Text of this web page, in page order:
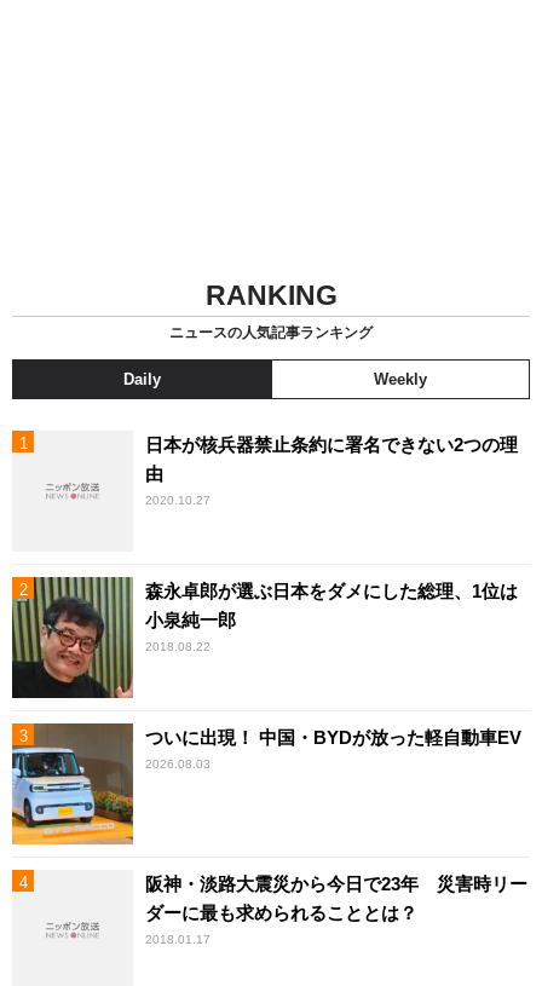
RANKING
ニュースの人気記事ランキング
Daily Weekly
日本が核兵器禁止条約に署名できない2つの理
由
2020.10.27
森永卓郎が選ぶ日本をダメにした総理、1位は
小泉純一郎
2018.08.22
ついに出現！ 中国・BYDが放った軽自動車EV
2026.08.03
阪神・淡路大震災から今日で23年 災害時リー
ダーに最も求められることとは？
2018.01.17